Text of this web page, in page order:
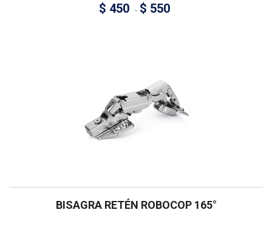
$ 450 – $ 550
BISAGRA RETÉN ROBOCOP 165°